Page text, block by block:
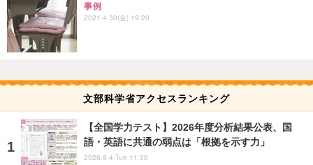
事例
2021.4.30(金) 19:20
文部科学省アクセスランキング
【全国学力テスト】2026年度分析結果公表、国
語・英語に共通の弱点は「根拠を示す力」
2026.8.4 Tue 11:36